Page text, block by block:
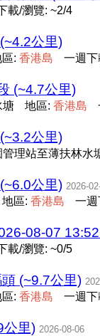
載/瀏覽: ~2/4
公里)
: 香港島 一週
(~4.7公里)
塘 地區: 香港島
公里)
理站至薄扶林水
公里) 2026-
地區: 香港島 一週
08-07
載/瀏覽: ~0/5
(~9.7公里)
: 香港島 一週下
公里) 2026-08-06